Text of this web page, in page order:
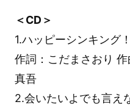
＜CD＞
1.ハッピーシンキング！
作詞：こだまさおり
真吾
2.会いたいよでも言え